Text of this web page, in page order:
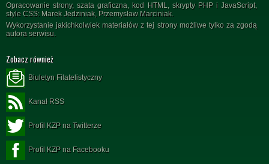
Opracowanie strony, szata graficzna, kod HTML, skrypty PHP i JavaScript,
style CSS: Marek Jedziniak, Przemysław Marciniak.
Wykorzystanie jakichkolwiek materiałów z tej strony możliwe tylko za zgodą
autora serwisu.
Zobacz również
Biuletyn Filatelistyczny
Kanał RSS
Profil KZP na Twitterze
Profil KZP na Facebooku